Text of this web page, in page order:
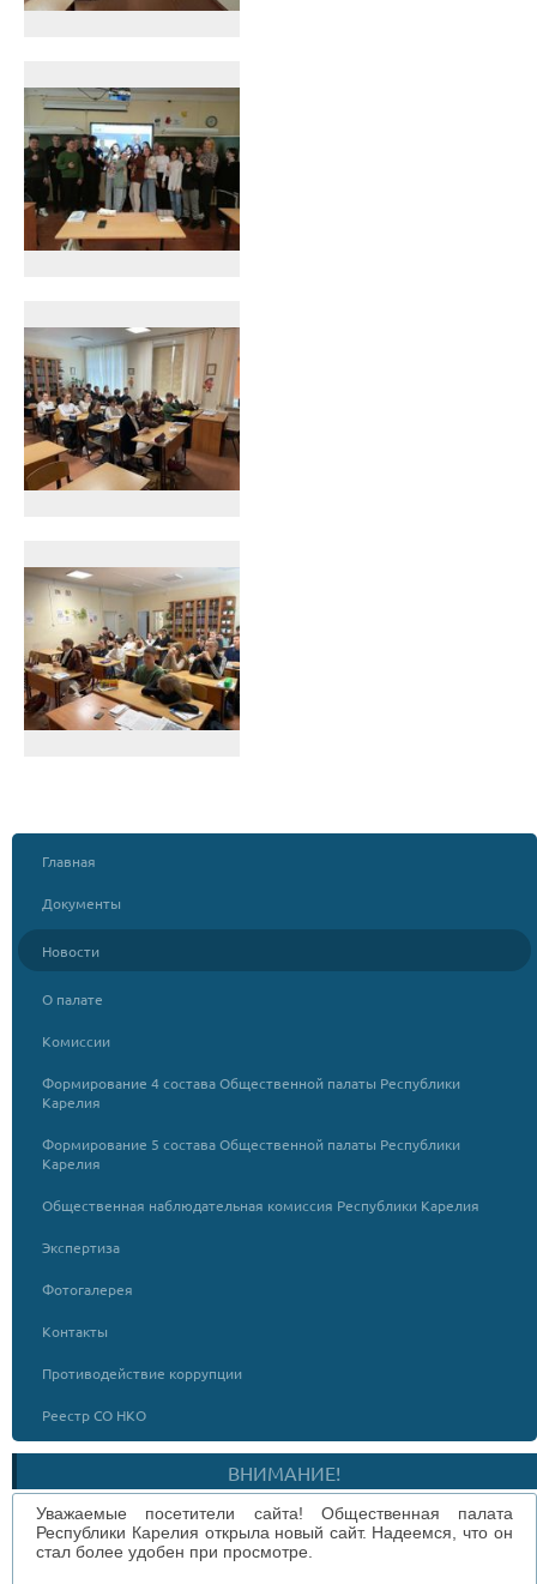
Главная
Документы
Новости
О палате
Комиссии
Формирование 4 состава Общественной палаты Республики
Карелия
Формирование 5 состава Общественной палаты Республики
Карелия
Общественная наблюдательная комиссия Республики Карелия
Экспертиза
Фотогалерея
Контакты
Противодействие коррупции
Реестр СО НКО
ВНИМАНИЕ!
Уважаемые посетители сайта! Общественная палата
Республики Карелия открыла новый сайт. Надеемся, что он
стал более удобен при просмотре.